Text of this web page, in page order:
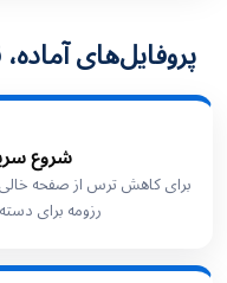
پروفایل‌های
شروع
برای کاهش ترس از صفحه خالی
رزومه برای